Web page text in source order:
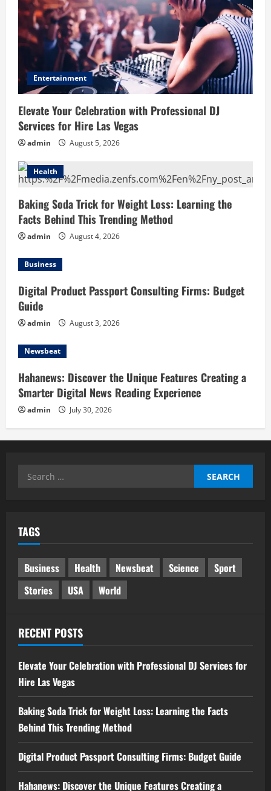
Entertainment
Elevate Your Celebration with Professional DJ
Services for Hire Las Vegas
admin August 5, 2026
Health
Baking Soda Trick for Weight Loss: Learning the
Facts Behind This Trending Method
admin August 4, 2026
Business
Digital Product Passport Consulting Firms: Budget
Guide
admin August 3, 2026
Newsbeat
Hahanews: Discover the Unique Features Creating a
Smarter Digital News Reading Experience
admin July 30, 2026
Search
TAGS
Business Health Newsbeat Science
Sport
Stories
USA World
RECENT POSTS
Elevate Your Celebration with Professional DJ Services for
Hire Las Vegas
Baking Soda Trick for Weight Loss: Learning the Facts
Behind This Trending Method
Digital Product Passport Consulting Firms: Budget Guide
Hahanews: Discover the Unique Features Creating a